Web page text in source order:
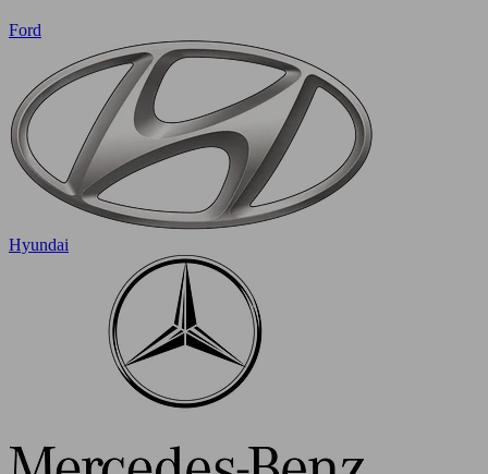
Ford
Hyundai